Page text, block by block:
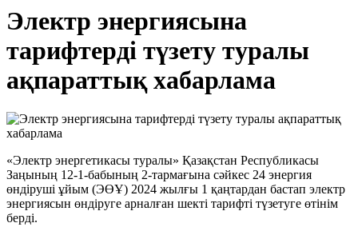
Электр энергиясына
тарифтерді түзету туралы
ақпараттық хабарлама
«Электр энергетикасы туралы» Қазақстан Республикасы
Заңының 12-1-бабының 2-тармағына сәйкес 24 энергия
өндіруші ұйым (ЭӨҰ) 2024 жылғы 1 қаңтардан бастап электр
энергиясын өндіруге арналған шекті тарифті түзетуге өтінім
берді.